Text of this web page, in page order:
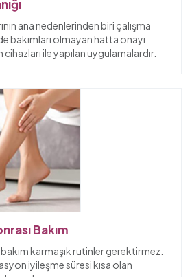
ana nedenlerinden biri çalışma
bakımları olmayan hatta onayı
ile yapılan uygulamalardır.
Bakım
karmaşık rutinler gerektirmez.
iyileşme süresi kısa olan